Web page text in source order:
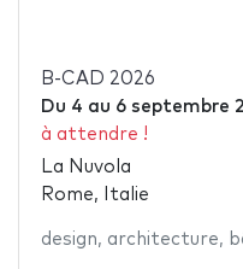
B-CAD 2026
Du 4 au 6 septembre
à attendre !
La Nuvola
Rome, Italie
design, architecture,